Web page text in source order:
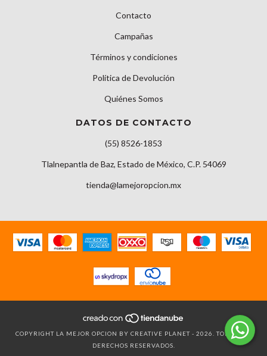
Contacto
Campañas
Términos y condiciones
Política de Devolución
Quiénes Somos
DATOS DE CONTACTO
(55) 8526-1853
Tlalnepantla de Baz, Estado de México, C.P. 54069
tienda@lamejoropcion.mx
COPYRIGHT LA MEJOR OPCION BY CREATIVE PLANET - 2026. TODOS LOS
DERECHOS RESERVADOS.